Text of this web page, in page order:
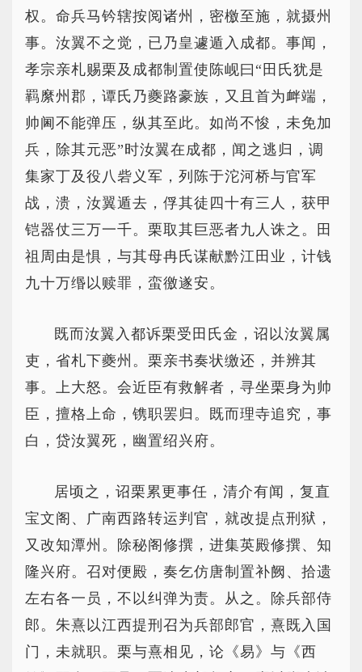
权。命兵马钤辖按阅诸州，密檄至施，就摄州
事。汝翼不之觉，已乃皇遽遁入成都。事闻，
孝宗亲札赐栗及成都制置使陈岘曰“田氏犹是
羁縻州郡，谭氏乃夔路豪族，又且首为衅端，
帅阃不能弹压，纵其至此。如尚不悛，未免加
兵，除其元恶”时汝翼在成都，闻之逃归，调
集家丁及役八砦义军，列陈于沱河桥与官军
战，溃，汝翼遁去，俘其徒四十有三人，获甲
铠器仗三万一千。栗取其巨恶者九人诛之。田
祖周由是惧，与其母冉氏谋献黔江田业，计钱
九十万缗以赎罪，蛮徼遂安。
既而汝翼入都诉栗受田氏金，诏以汝翼属
吏，省札下夔州。栗亲书奏状缴还，并辨其
事。上大怒。会近臣有救解者，寻坐栗身为帅
臣，擅格上命，镌职罢归。既而理寺追究，事
白，贷汝翼死，幽置绍兴府。
居顷之，诏栗累更事任，清介有闻，复直
宝文阁、广南西路转运判官，就改提点刑狱，
又改知潭州。除秘阁修撰，进集英殿修撰、知
隆兴府。召对便殿，奏乞仿唐制置补阙、拾遗
左右各一员，不以纠弹为责。从之。除兵部侍
郎。朱熹以江西提刑召为兵部郎官，熹既入国
门，未就职。栗与熹相见，论《易》与《西